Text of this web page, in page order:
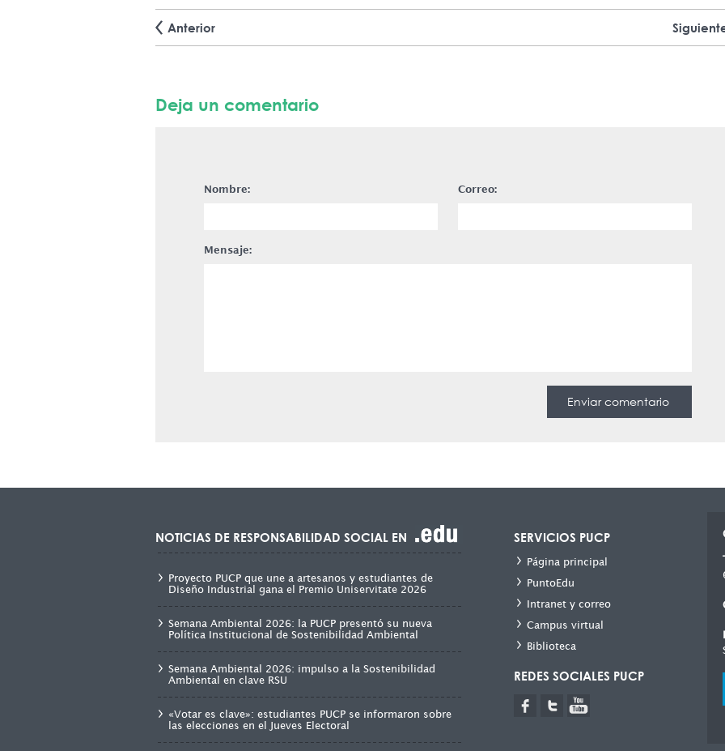
Anterior
Deja un comentario
Nombre: Correo:
Mensaje:
NOTICIAS DE RESPONSABILIDAD SOCIAL EN
Proyecto PUCP que une a artesanos y estudiantes de
Diseño Industrial gana el Premio Uniservitate 2026
Semana Ambiental 2026: la PUCP presentó su nueva
Política Institucional de Sostenibilidad Ambiental
Semana Ambiental 2026: impulso a la Sostenibilidad
Ambiental en clave RSU
«Votar es clave»: estudiantes PUCP se informaron sobre
las elecciones en el Jueves Electoral
SERVICIOS PUCP
Página principal
PuntoEdu
Intranet y correo
Campus virtual
Biblioteca
REDES SOCIALES PUCP